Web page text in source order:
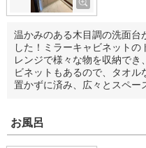
温かみのある木目調の洗面台
した！ミラーキャビネット
レンジで様々な物を収納でき
ビネットもあるので、タオ
置かずに済み、広々とスペー
お風呂